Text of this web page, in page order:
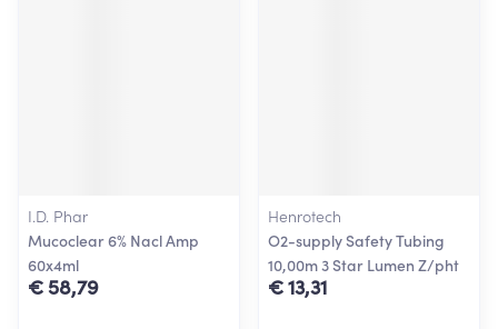
I.D. Phar
Mucoclear 6% Nacl Amp
60x4ml
€ 58,79
Henrotech
O2-supply Safety Tubing
10,00m 3 Star Lumen Z/pht
€ 13,31